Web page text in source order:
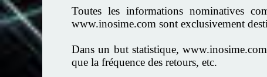
Toutes les informations nominatives
www.inosime.com sont exclusivement
Dans un but statistique,
que la fréquence des retours, etc.